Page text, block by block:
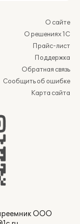
О сайте
О решениях 1С
Прайс-лист
Поддержка
Обратная связь
Сообщить об ошибке
Карта сайта
ООО